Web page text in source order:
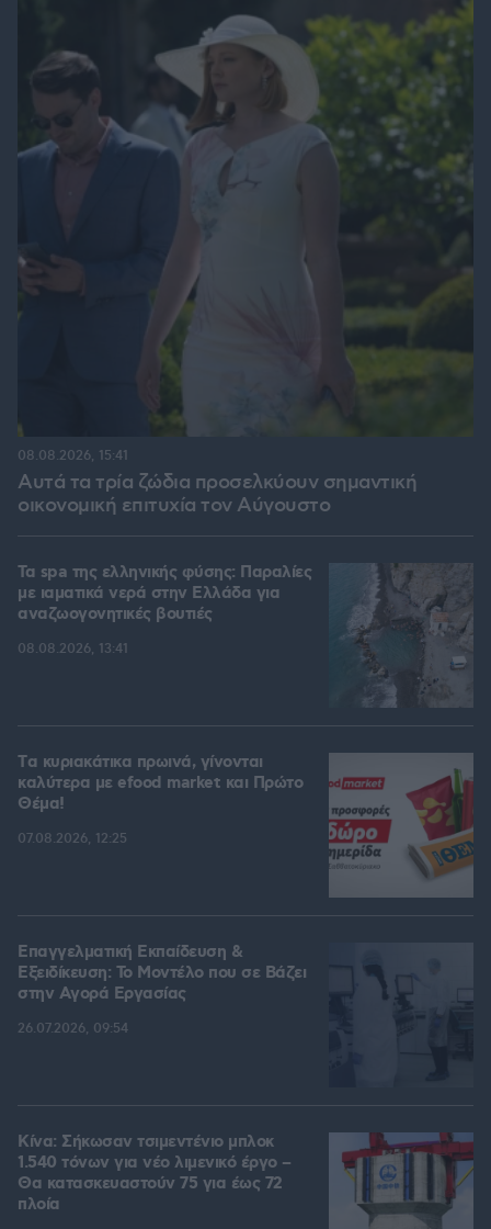
Αυτά τα τρία ζώδια προσελκύουν σημαντική
οικονομική επιτυχία τον Αύγουστο
08.08.2026, 15:41
Τα spa της ελληνικής φύσης: Παραλίες
με ιαματικά νερά στην Ελλάδα για
αναζωογονητικές βουτιές
08.08.2026, 13:41
Tα κυριακάτικα πρωινά, γίνονται
καλύτερα με efood market και Πρώτο
Θέμα!
07.08.2026, 12:25
Επαγγελματική Εκπαίδευση &
Εξειδίκευση: Το Mοντέλο που σε Bάζει
στην Aγορά Eργασίας
26.07.2026, 09:54
Κίνα: Σήκωσαν τσιμεντένιο μπλοκ
1.540 τόνων για νέο λιμενικό έργο –
Θα κατασκευαστούν 75 για έως 72
πλοία